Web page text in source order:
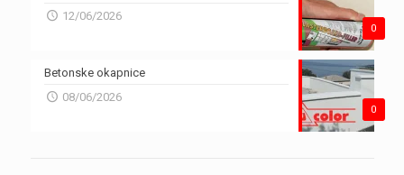
0
12/06/2026
0
Betonske okapnice
08/06/2026